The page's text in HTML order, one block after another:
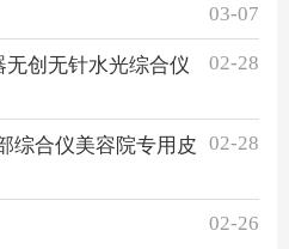
03-07
创无针水光综合仪
02-28
综合仪美容院专用皮 02-28
02-26